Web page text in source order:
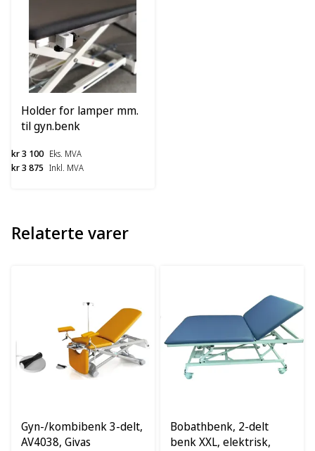
Holder for lamper mm.
til gyn.benk
kr 3 100 Eks. MVA
kr 3 875 Inkl. MVA
Relaterte varer
Gyn-/kombibenk 3-delt,
AV4038, Givas
Bobathbenk, 2-delt
benk XXL, elektrisk,